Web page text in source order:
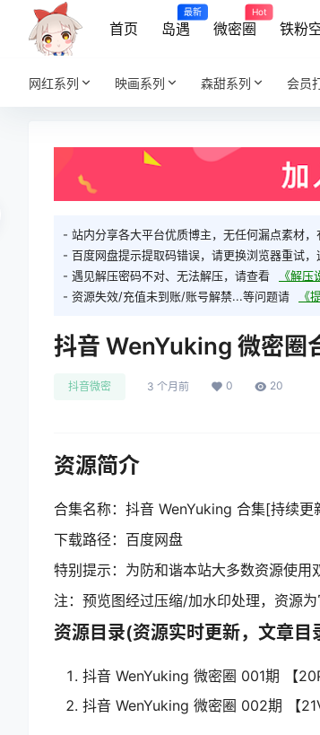
首页 岛遇
最新
微密圈
Hot
铁粉
网红系列 映画系列 森甜系列 会员
- 站内分享各大平台优质博主，无任何漏点素材，
- 百度网盘提示提取码错误，请更换浏览器重试，
- 遇见解压密码不对、无法解压，请查看
《解压
- 资源失效/充值未到账/账号解禁...等问题请
《
抖音 WenYuking 微密
抖音微密 3 个月前 0 20
资源简介
合集名称：抖音 WenYuking 合集[持续更
下载路径：百度网盘
特别提示：为防和谐本站大多数资源使用
注：预览图经过压缩/加水印处理，资源
资源目录(资源实时更新，文章目
抖音 WenYuking 微密圈 001期 【
抖音 WenYuking 微密圈 002期 【